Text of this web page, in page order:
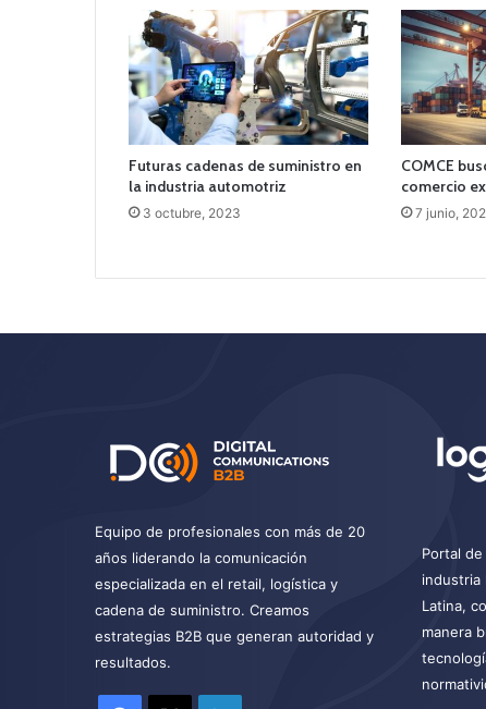
Futuras cadenas de suministro en
la industria automotriz
3 octubre, 2023
COMCE
comercio
7 junio,
Equipo de profesionales con más de 20
años liderando la comunicación
especializada en el retail, logística y
cadena de suministro. Creamos
estrategias B2B que generan autoridad y
resultados.
Portal
industria
Latina,
manera